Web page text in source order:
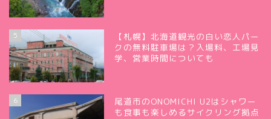
5
【札幌】北海道観光の白い恋人パー
クの無料駐車場は？入場料、工場見
学、営業時間についても
6
尾道市のONOMICHI U2はシャワー
も食事も楽しめるサイクリング拠点